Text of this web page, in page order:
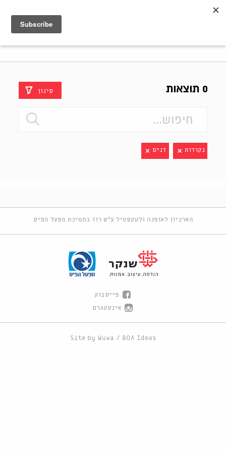
0 תוצאות סינון
נקודות דנים
הארכיון לאופנה ולטקסטיל ע"ש רוז בתמיכת מפעל הפיס
פייסבוק
אינסטגרם
Site by Wuwa / BOA Ideas